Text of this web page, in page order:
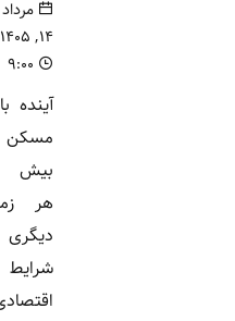
مرداد
آینده بازار
مسکن
بیش از
هر زمان
دیگری به
شرایط
اقتصادی